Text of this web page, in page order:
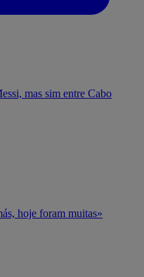
mas sim entre Cabo
hoje foram muitas»